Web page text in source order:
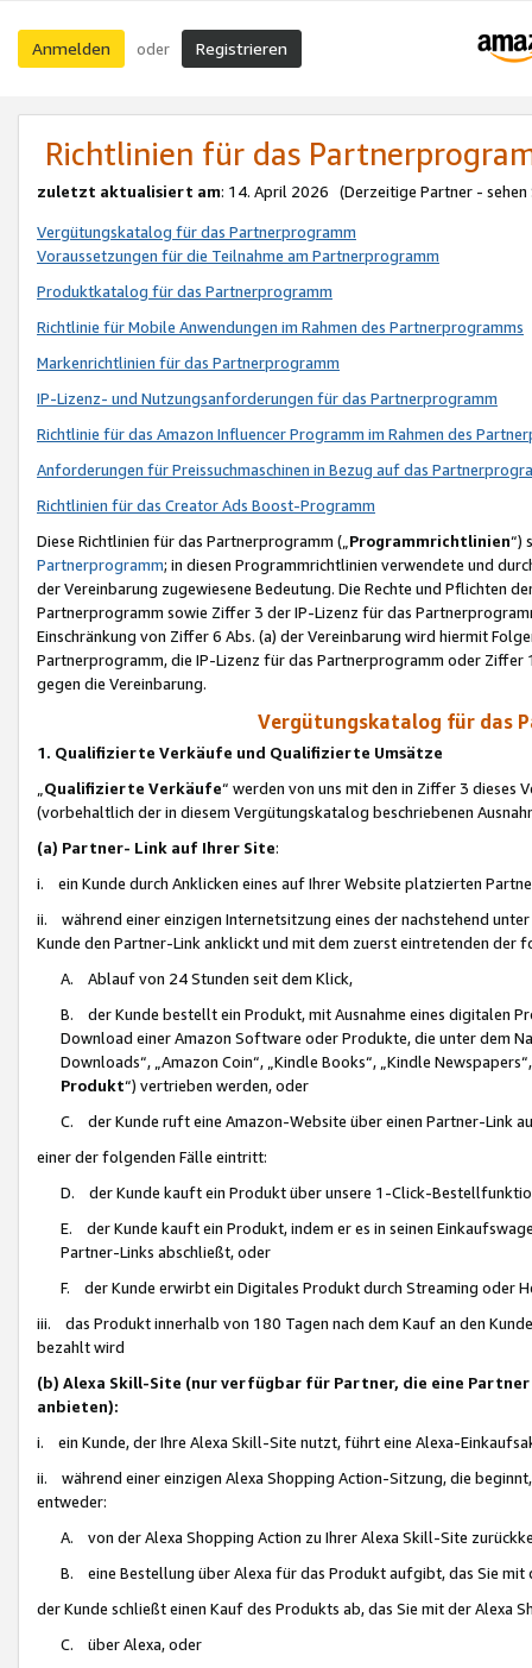
Anmelden oder Registrieren
Richtlinien für das
zuletzt aktualisiert am: 14. April 2026 (Derzeitige Partner - sehen
Vergütungskatalog für das Partnerprogramm
Voraussetzungen für die Teilnahme am Partnerprogramm
Produktkatalog für das Partnerprogramm
Richtlinie für Mobile Anwendungen im Rahmen des Partnerprogramms
Markenrichtlinien für das Partnerprogramm
IP-Lizenz- und Nutzungsanforderungen für das Partnerprogramm
Richtlinie für das Amazon Influencer Programm im Rahmen des
Anforderungen für Preissuchmaschinen in Bezug auf das
Richtlinien für das Creator Ads Boost-Programm
Diese Richtlinien für das Partnerprogramm („Programmrichtlinien“)
Partnerprogramm; in diesen Programmrichtlinien verwendete und
der Vereinbarung zugewiesene Bedeutung. Die Rechte und Pflichten
Partnerprogramm sowie Ziffer 3 der IP-Lizenz für das
Einschränkung von Ziffer 6 Abs. (a) der Vereinbarung wird hiermit
Partnerprogramm, die IP-Lizenz für das Partnerprogramm oder
gegen die Vereinbarung.
Vergütungskatalog für das
1. Qualifizierte Verkäufe und Qualifizierte Umsätze
Qualifizierte Verkäufe“ werden von uns mit den in Ziffer 3
(vorbehaltlich der in diesem Vergütungskatalog beschriebenen
(a) Partner- Link auf Ihrer Site:
i. ein Kunde durch Anklicken eines auf Ihrer Website platzierten
ii. während einer einzigen Internetsitzung eines der nachstehend
Kunde den Partner-Link anklickt und mit dem zuerst eintretenden der
A. Ablauf von 24 Stunden seit dem Klick,
B. der Kunde bestellt ein Produkt, mit Ausnahme eines digitalen
Download einer Amazon Software oder Produkte, die unter dem
Downloads“, „Amazon Coin“, „Kindle Books“, „Kindle
Produkt“) vertrieben werden, oder
C. der Kunde ruft eine Amazon-Website über einen Partner-Link
einer der folgenden Fälle eintritt:
D. der Kunde kauft ein Produkt über unsere 1-Click-
E. der Kunde kauft ein Produkt, indem er es in seinen
Partner-Links abschließt, oder
F. der Kunde erwirbt ein Digitales Produkt durch Streaming oder
iii. das Produkt innerhalb von 180 Tagen nach dem Kauf an den
bezahlt wird
(b) Alexa Skill-Site (nur verfügbar für Partner, die eine
anbieten):
i. ein Kunde, der Ihre Alexa Skill-Site nutzt, führt eine Alexa-
ii. während einer einzigen Alexa Shopping Action-Sitzung, die
entweder:
A. von der Alexa Shopping Action zu Ihrer Alexa Skill-Site
B. eine Bestellung über Alexa für das Produkt aufgibt, das Sie mit
der Kunde schließt einen Kauf des Produkts ab, das Sie mit der Alexa
C. über Alexa, oder